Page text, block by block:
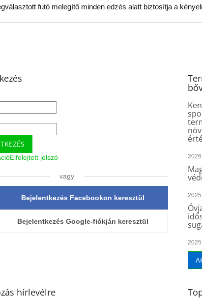
e
e
futó melegítő minden edzés alatt biztosítja a
Elfelejtett jelszó
vagy
Bejelentkezés Facebookon keresztül
Bejelentkezés Google-fiókján keresztül
hírlevélre